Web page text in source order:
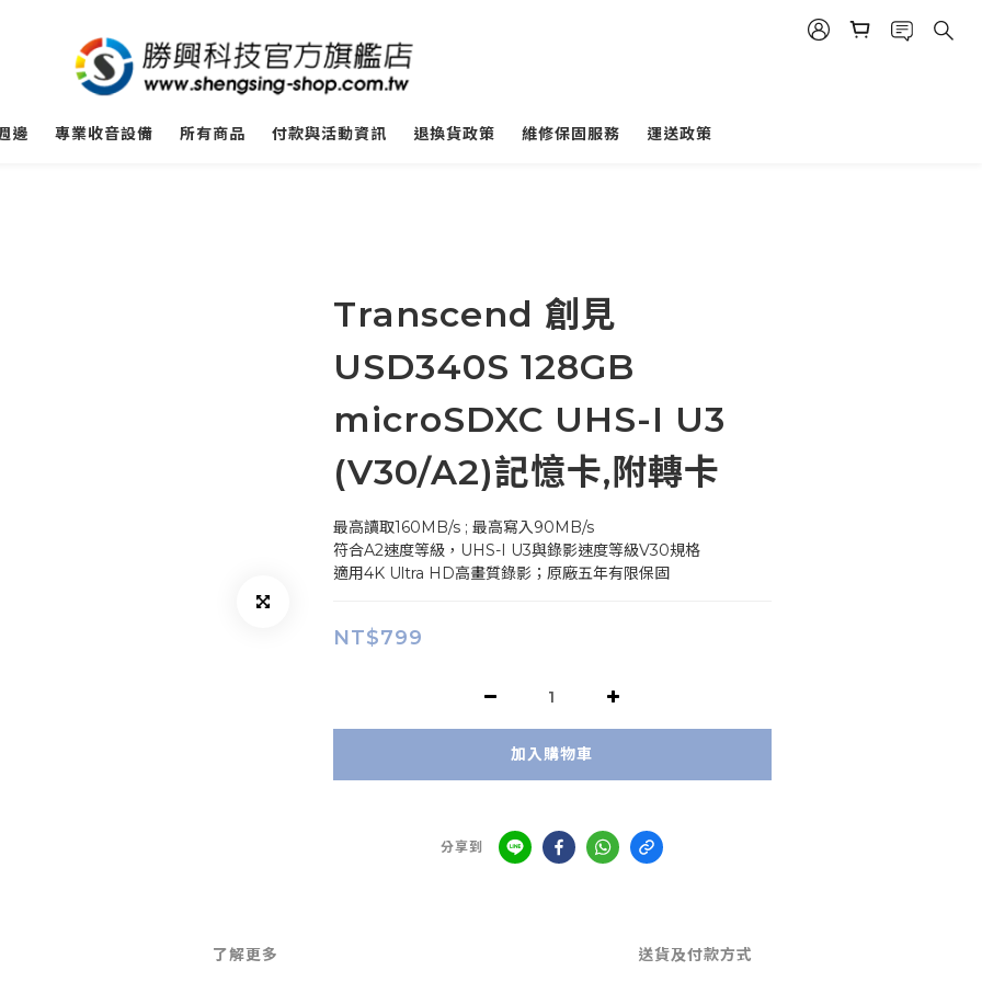
邊 專業收音設備 所有商品 付款與活動資訊 退換貨政策 維修保固服務 運送政策
Transcend 創見
USD340S 128GB
microSDXC UHS-I U3
(V30/A2)記憶卡,附轉卡
最高讀取160MB/s ; 最高寫入90MB/s
符合A2速度等級，UHS-I U3與錄影速度等級V30規格
適用4K Ultra HD高畫質錄影；原廠五年有限保固
NT$799
加入購物車
分享到
了解更多 送貨及付款方式